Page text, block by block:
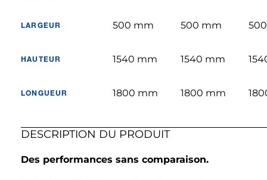
LARGEUR 500 mm 500 mm
HAUTEUR 1540 mm 1540 mm
LONGUEUR 1800 mm 1800 mm
DESCRIPTION DU PRODUIT
Des performances sans comparaison.